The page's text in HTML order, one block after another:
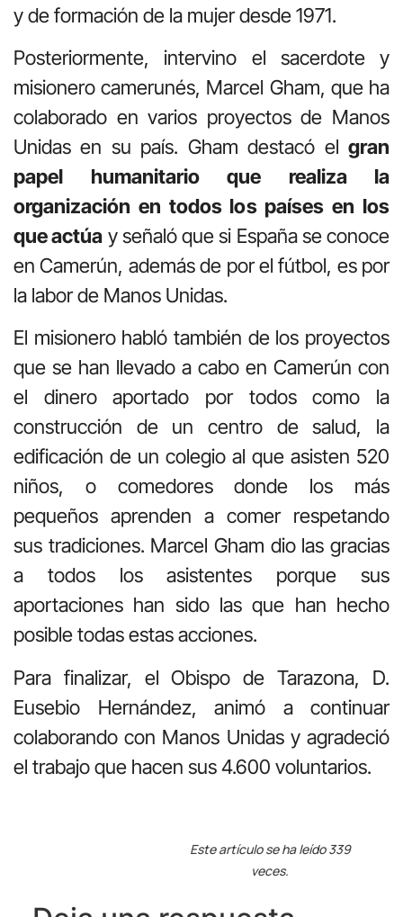
y de formación de la mujer desde 1971.
Posteriormente, intervino el sacerdote y
misionero camerunés, Marcel Gham, que ha
colaborado en varios proyectos de Manos
Unidas en su país. Gham destacó el gran
papel humanitario que realiza la
organización en todos los países en los
que actúa y señaló que si España se conoce
en Camerún, además de por el fútbol, es por
la labor de Manos Unidas.
El misionero habló también de los proyectos
que se han llevado a cabo en Camerún con
el dinero aportado por todos como la
construcción de un centro de salud, la
edificación de un colegio al que asisten 520
niños, o comedores donde los más
pequeños aprenden a comer respetando
sus tradiciones. Marcel Gham dio las gracias
a todos los asistentes porque sus
aportaciones han sido las que han hecho
posible todas estas acciones.
Para finalizar, el Obispo de Tarazona, D.
Eusebio Hernández, animó a continuar
colaborando con Manos Unidas y agradeció
el trabajo que hacen sus 4.600 voluntarios.
Este artículo se ha leído 339
veces.